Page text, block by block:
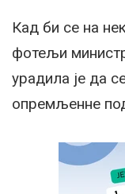
Кад би се на
фотељи
урадила је да
опремљенне